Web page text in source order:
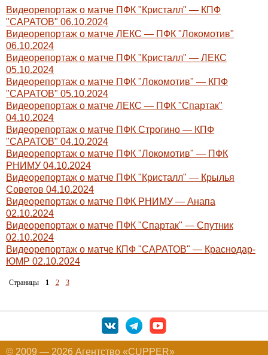
Видеорепортаж о матче ПФК "Кристалл" — КПФ
"САРАТОВ" 06.10.2024
Видеорепортаж о матче ЛЕКС — ПФК "Локомотив"
06.10.2024
Видеорепортаж о матче ПФК "Кристалл" — ЛЕКС
05.10.2024
Видеорепортаж о матче ПФК "Локомотив" — КПФ
"САРАТОВ" 05.10.2024
Видеорепортаж о матче ЛЕКС — ПФК "Спартак"
04.10.2024
Видеорепортаж о матче ПФК Строгино — КПФ
"САРАТОВ" 04.10.2024
Видеорепортаж о матче ПФК "Локомотив" — ПФК
РНИМУ 04.10.2024
Видеорепортаж о матче ПФК "Кристалл" — Крылья
Советов 04.10.2024
Видеорепортаж о матче ПФК РНИМУ — Анапа
02.10.2024
Видеорепортаж о матче ПФК "Спартак" — Спутник
02.10.2024
Видеорепортаж о матче КПФ "САРАТОВ" — Краснодар-
ЮМР 02.10.2024
Страницы 1 2 3
© 2009 — 2026 Агентство «CUPPER»